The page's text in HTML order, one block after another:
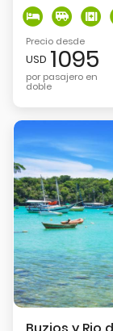
Precio desde
USD 1095
por pasajero en
doble